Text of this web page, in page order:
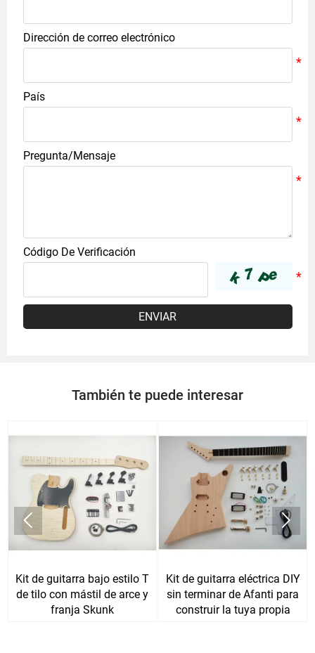
Dirección de correo electrónico
País
Pregunta/Mensaje
Código De Verificación
ENVIAR
También te puede interesar
Kit de guitarra bajo estilo T
de tilo con mástil de arce y
franja Skunk
Kit de guitarra eléctrica DIY
sin terminar de Afanti para
construir la tuya propia
 